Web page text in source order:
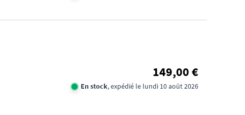
149,00 €
En stock, expédié le lundi 10 août 2026